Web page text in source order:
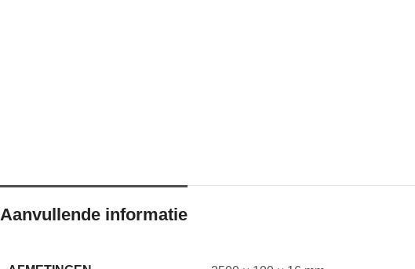
Aanvullende informatie